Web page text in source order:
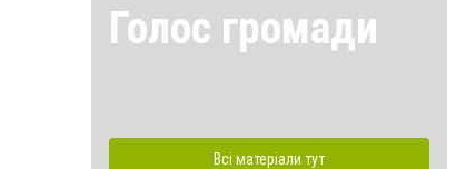
Голос громади
Всі матеріали тут